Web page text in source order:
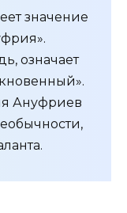
значение
означает
Ануфриев